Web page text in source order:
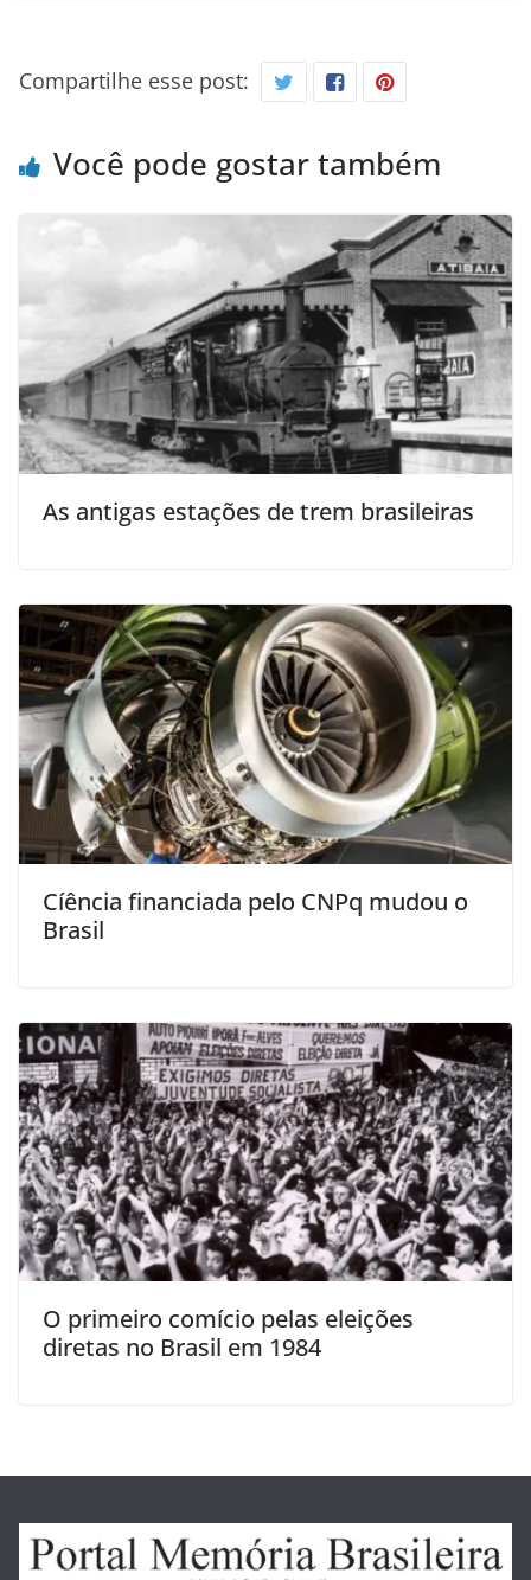
Compartilhe esse post:
Você pode gostar também
As antigas estações de trem brasileiras
Cíência financiada pelo CNPq mudou o
Brasil
O primeiro comício pelas eleições
diretas no Brasil em 1984